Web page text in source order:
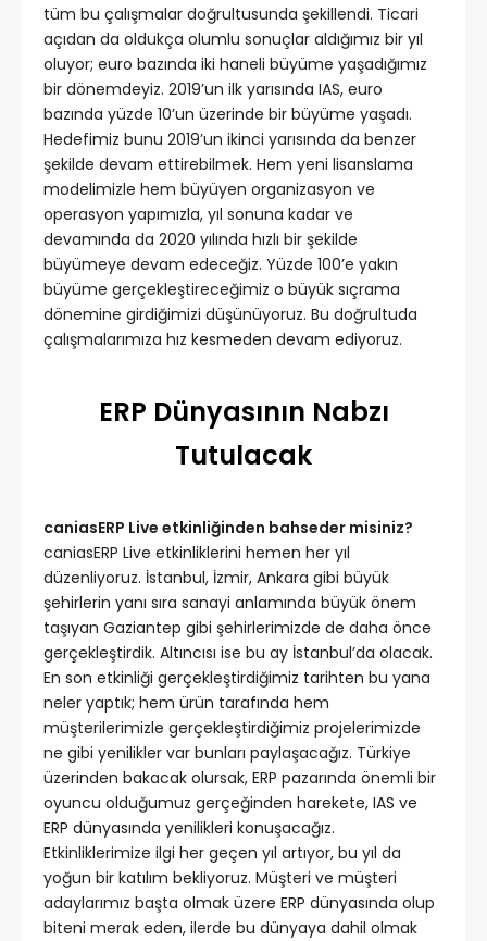
tüm bu çalışmalar doğrultusunda şekillendi. Ticari
açıdan da oldukça olumlu sonuçlar aldığımız bir yıl
oluyor; euro bazında iki haneli büyüme yaşadığımız
bir dönemdeyiz. 2019’un ilk yarısında IAS, euro
bazında yüzde 10’un üzerinde bir büyüme yaşadı.
Hedefimiz bunu 2019’un ikinci yarısında da benzer
şekilde devam ettirebilmek. Hem yeni lisanslama
modelimizle hem büyüyen organizasyon ve
operasyon yapımızla, yıl sonuna kadar ve
devamında da 2020 yılında hızlı bir şekilde
büyümeye devam edeceğiz. Yüzde 100’e yakın
büyüme gerçekleştireceğimiz o büyük sıçrama
dönemine girdiğimizi düşünüyoruz. Bu doğrultuda
çalışmalarımıza hız kesmeden devam ediyoruz.
ERP Dünyasının Nabzı
Tutulacak
caniasERP Live etkinliğinden bahseder misiniz?
caniasERP Live etkinliklerini hemen her yıl
düzenliyoruz. İstanbul, İzmir, Ankara gibi büyük
şehirlerin yanı sıra sanayi anlamında büyük önem
taşıyan Gaziantep gibi şehirlerimizde de daha önce
gerçekleştirdik. Altıncısı ise bu ay İstanbul’da olacak.
En son etkinliği gerçekleştirdiğimiz tarihten bu yana
neler yaptık; hem ürün tarafında hem
müşterilerimizle gerçekleştirdiğimiz projelerimizde
ne gibi yenilikler var bunları paylaşacağız. Türkiye
üzerinden bakacak olursak, ERP pazarında önemli bir
oyuncu olduğumuz gerçeğinden harekete, IAS ve
ERP dünyasında yenilikleri konuşacağız.
Etkinliklerimize ilgi her geçen yıl artıyor, bu yıl da
yoğun bir katılım bekliyoruz. Müşteri ve müşteri
adaylarımız başta olmak üzere ERP dünyasında olup
biteni merak eden, ilerde bu dünyaya dahil olmak